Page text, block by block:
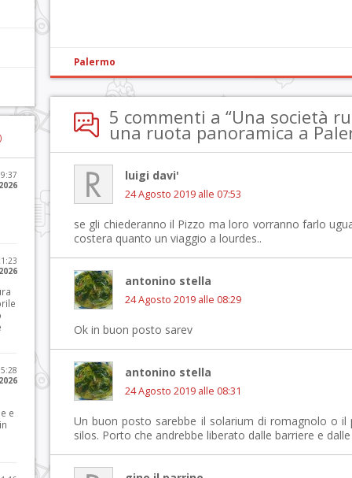
Palermo
5 commenti a “Una società
una ruota panoramica a
luigi davi'
24 Agosto 2019 alle 07:53
se gli chiederanno il Pizzo ma loro vorranno farlo
costera quanto un viaggio a lourdes..
antonino stella
24 Agosto 2019 alle 08:29
Ok in buon posto sarev
antonino stella
24 Agosto 2019 alle 08:31
Un buon posto sarebbe il solarium di romagnolo o il
silos. Porto che andrebbe liberato dalle barriere e
e